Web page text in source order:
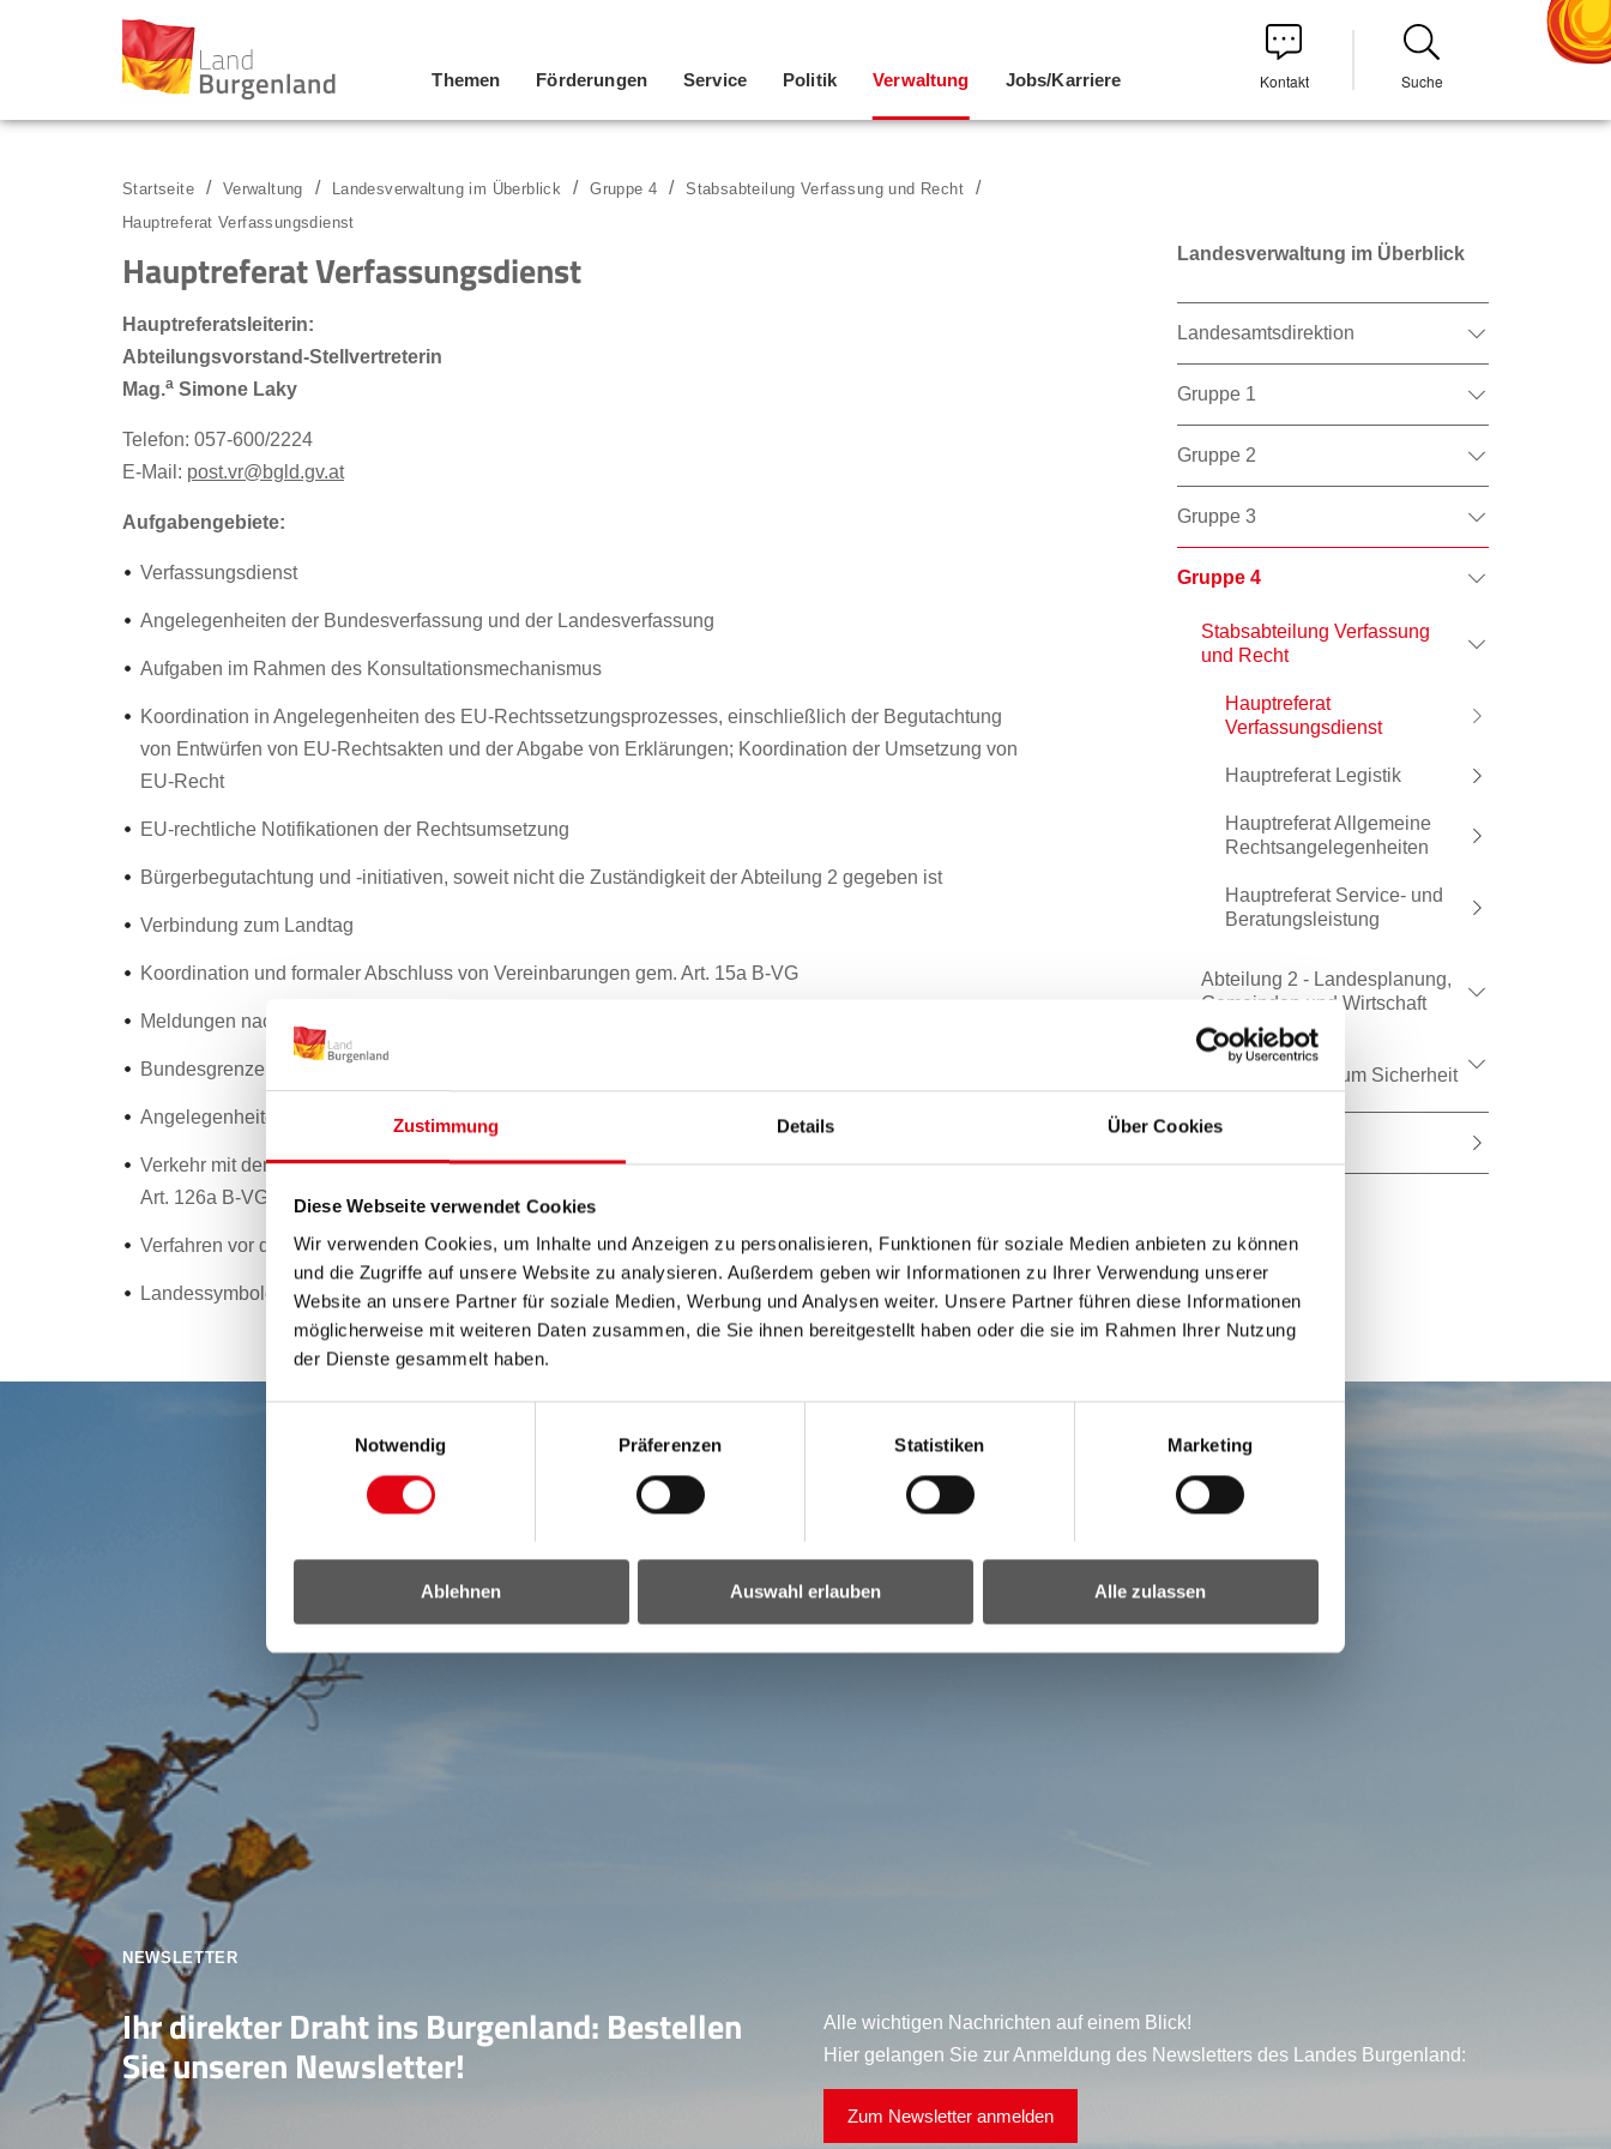
Zustimmung Details Über Cookies
Diese Webseite verwendet Cookies
Wir verwenden Cookies, um Inhalte und Anzeigen zu personalisieren, Funktionen für soziale Medien anbieten zu können
und die Zugriffe auf unsere Website zu analysieren. Außerdem geben wir Informationen zu Ihrer Verwendung unserer
Website an unsere Partner für soziale Medien, Werbung und Analysen weiter. Unsere Partner führen diese Informationen
möglicherweise mit weiteren Daten zusammen, die Sie ihnen bereitgestellt haben oder die sie im Rahmen Ihrer Nutzung
der Dienste gesammelt haben.
Notwendig
Präferenzen Statistiken Marketing
Ablehnen Auswahl erlauben Alle zulassen
Zum Inhalt
Zum Menü
Zur Suche
Themen Förderungen Service Politik Verwaltung Jobs/Karriere Kontakt Suche
Startseite Verwaltung Landesverwaltung im Überblick Gruppe 4
Stabsabteilung Verfassung und Recht
Hauptreferat Verfassungsdienst
Hauptreferat Verfassungsdienst
Hauptreferatsleiterin:
Abteilungsvorstand-Stellvertreterin
Mag.a Simone Laky
Telefon: 057-600/2224
E-Mail: post.vr@bgld.gv.at
Aufgabengebiete:
Verfassungsdienst
Angelegenheiten der Bundesverfassung und der Landesverfassung
Aufgaben im Rahmen des Konsultationsmechanismus
Koordination in Angelegenheiten des EU-Rechtssetzungsprozesses, einschließlich der Begutachtung
von Entwürfen von EU-Rechtsakten und der Abgabe von Erklärungen; Koordination der Umsetzung von
EU-Recht
EU-rechtliche Notifikationen der Rechtsumsetzung
Bürgerbegutachtung und -initiativen, soweit nicht die Zuständigkeit der Abteilung 2 gegeben ist
Verbindung zum Landtag
Koordination und formaler Abschluss von Vereinbarungen gem. Art. 15a B-VG
Meldungen nach dem Parteienförderungsgesetz
Bundesgrenzen und Landesgrenzen
Angelegenheiten der Volksgruppen, soweit diese nicht einer anderen Abteilung zugewiesen sind
Verkehr mit dem Verfassungsgerichtshof, insbesondere in Verfahren nach Art. 126a B-VG, Art. 127c iVm.
Art. 126a B-VG und Art. 74 L-VG, Art. 137, 138, 138a, 139, 139a, 140 und 140a B-VG
Verfahren vor der Europäischen Kommission, dem EuGH, dem EuG und vor internationalen Gerichten
Landessymbole
Landesverwaltung im Überblick
Landesamtsdirektion
Gruppe 1
Gruppe 2
Gruppe 3
Gruppe 4
Stabsabteilung Verfassung
und Recht
Hauptreferat
Verfassungsdienst
Hauptreferat Legistik
Hauptreferat Allgemeine
Rechtsangelegenheiten
Hauptreferat Service- und
Beratungsleistung
Abteilung 2 - Landesplanung,
Gemeinden und Wirtschaft
Abteilung 8 –
Kompetenzzentrum Sicherheit
NEWSLETTER
Ihr direkter Draht ins Burgenland: Bestellen
Sie unseren Newsletter!
Alle wichtigen Nachrichten auf einem Blick!
Hier gelangen Sie zur Anmeldung des Newsletters des Landes Burgenland:
Zum Newsletter anmelden